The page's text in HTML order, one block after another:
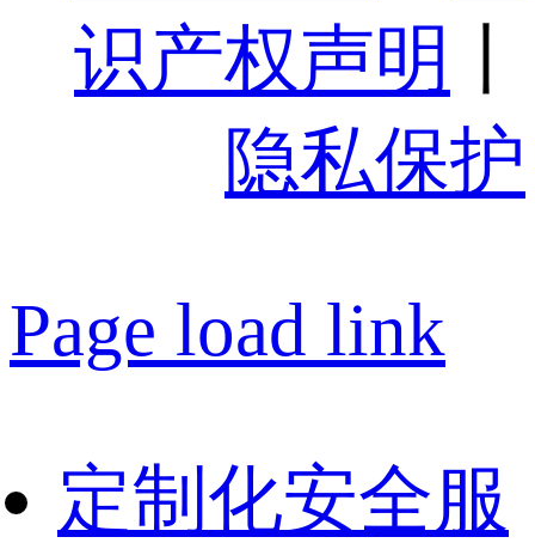
识产权声明
隐私保护
Page load link
定制化安全服